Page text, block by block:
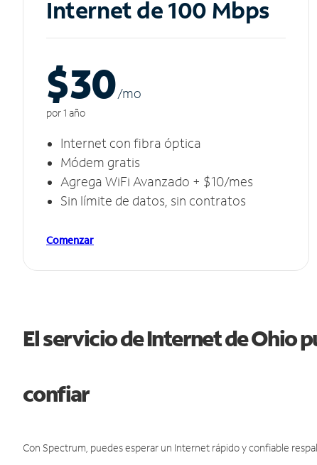
Internet de 100 Mbps
$30/mo
por 1 año
Internet con fibra óptica
Módem gratis
Agrega WiFi Avanzado + $10/mes
Sin límite de datos, sin contratos
Comenzar
El servicio de Internet de Ohio
confiar
Con Spectrum, puedes esperar un Internet rápido y confiable